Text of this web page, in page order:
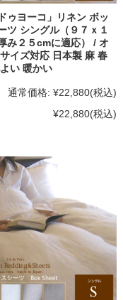
ゥヨーコ」リネン ボッ
ツ シングル（９７ｘ１
み２５cmに適応） / オ
イズ対応 日本製 麻 春
い 暖かい
通常価格: ¥22,880(税込)
¥22,880(税込)